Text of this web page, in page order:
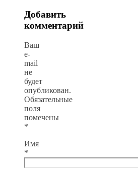
Добавить
комментарий
Ваш
e-
mail
не
будет
опубликован.
Обязательные
поля
помечены
*
Имя
*